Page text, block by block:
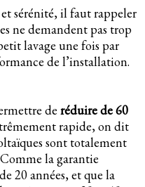
sérénité, il faut rappeler
ne demandent pas trop
lavage une fois par
de l’installation.
de réduire de 60
rapide, on dit
sont totalement
la garantie
20 années, et que la